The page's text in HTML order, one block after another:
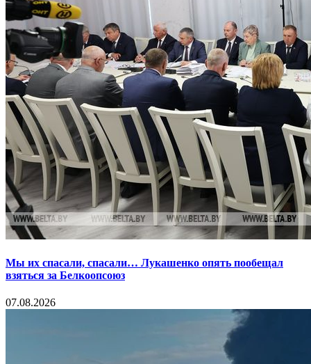
Мы их спасали, спасали… Лукашенко опять пообещал
взяться за Белкоопсоюз
07.08.2026